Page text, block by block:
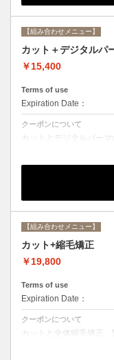
【組み合わせメニュー】
カット＋デジタルパ
￥15,400
Terms of use
Expiration Date：
クーポンについて
カットとデジタルパー
りルーズなカールまで
【組み合わせメニュー】
カット+縮毛矯正
￥19,800
Terms of use
Expiration Date：
クーポンについて
カットと全体縮毛矯正
ます。シャンプー、ブ